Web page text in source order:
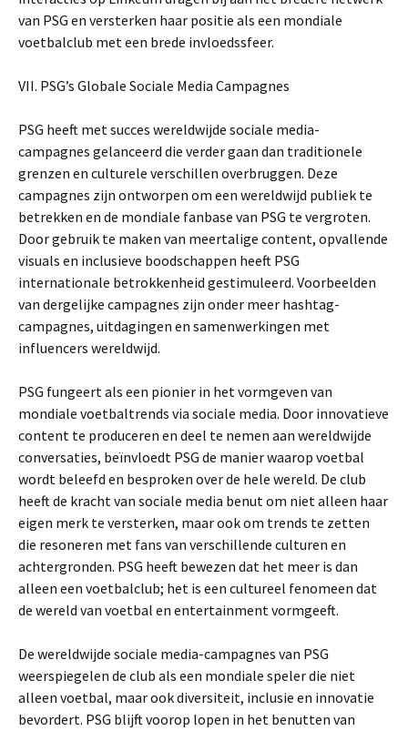
van PSG en versterken haar positie als een mondiale
voetbalclub met een brede invloedssfeer.
VII. PSG’s Globale Sociale Media Campagnes
PSG heeft met succes wereldwijde sociale media-
campagnes gelanceerd die verder gaan dan traditionele
grenzen en culturele verschillen overbruggen. Deze
campagnes zijn ontworpen om een wereldwijd publiek te
betrekken en de mondiale fanbase van PSG te vergroten.
Door gebruik te maken van meertalige content, opvallende
visuals en inclusieve boodschappen heeft PSG
internationale betrokkenheid gestimuleerd. Voorbeelden
van dergelijke campagnes zijn onder meer hashtag-
campagnes, uitdagingen en samenwerkingen met
influencers wereldwijd.
PSG fungeert als een pionier in het vormgeven van
mondiale voetbaltrends via sociale media. Door innovatieve
content te produceren en deel te nemen aan wereldwijde
conversaties, beïnvloedt PSG de manier waarop voetbal
wordt beleefd en besproken over de hele wereld. De club
heeft de kracht van sociale media benut om niet alleen haar
eigen merk te versterken, maar ook om trends te zetten
die resoneren met fans van verschillende culturen en
achtergronden. PSG heeft bewezen dat het meer is dan
alleen een voetbalclub; het is een cultureel fenomeen dat
de wereld van voetbal en entertainment vormgeeft.
De wereldwijde sociale media-campagnes van PSG
weerspiegelen de club als een mondiale speler die niet
alleen voetbal, maar ook diversiteit, inclusie en innovatie
bevordert. PSG blijft voorop lopen in het benutten van